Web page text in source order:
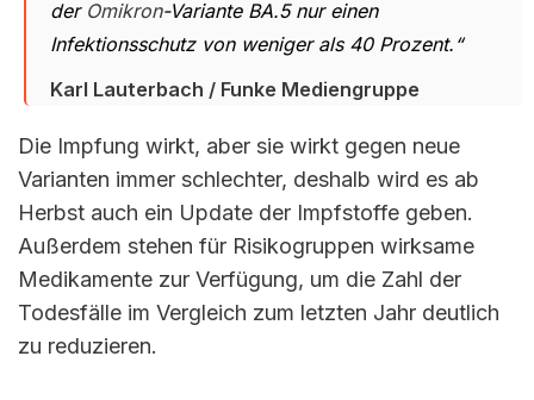
der Omikron-Variante BA.5 nur einen
Infektionsschutz von weniger als 40 Prozent.“
Karl Lauterbach / Funke Mediengruppe
Die Impfung wirkt, aber sie wirkt gegen neue
Varianten immer schlechter, deshalb wird es ab
Herbst auch ein Update der Impfstoffe geben.
Außerdem stehen für Risikogruppen wirksame
Medikamente zur Verfügung, um die Zahl der
Todesfälle im Vergleich zum letzten Jahr deutlich
zu reduzieren.